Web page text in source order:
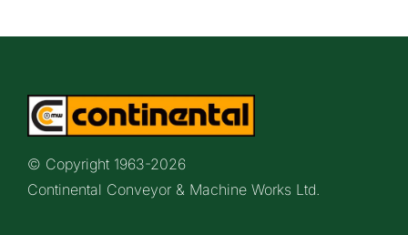
© Copyright 1963-2026
Continental Conveyor & Machine Works Ltd.